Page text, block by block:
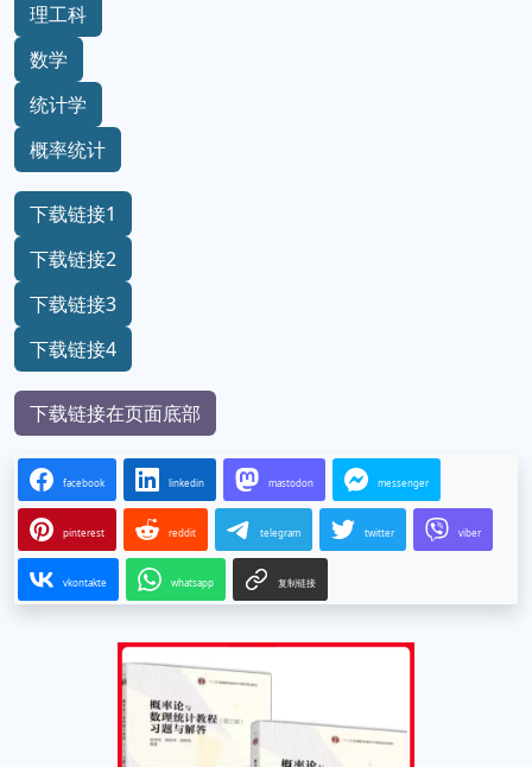
理工科
数学
统计学
概率统计
下载链接1
下载链接2
下载链接3
下载链接4
下载链接在页面底部
facebook linkedin mastodon messenger
pinterest reddit telegram twitter viber
vkontakte whatsapp 复制链接